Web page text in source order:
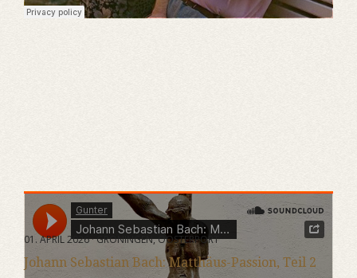
Johann Sebastian Bach: Matthäus-Passion Teil 2
01. APRIL 2026 · GRONINGEN, OOSTERPORT
Johann Sebastian Bach: Matthäus-Passion, Teil 2